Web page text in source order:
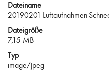
Dateiname
20190201-Luftaufnahmen-
Dateigröße
7,15 MB
Typ
image/jpeg